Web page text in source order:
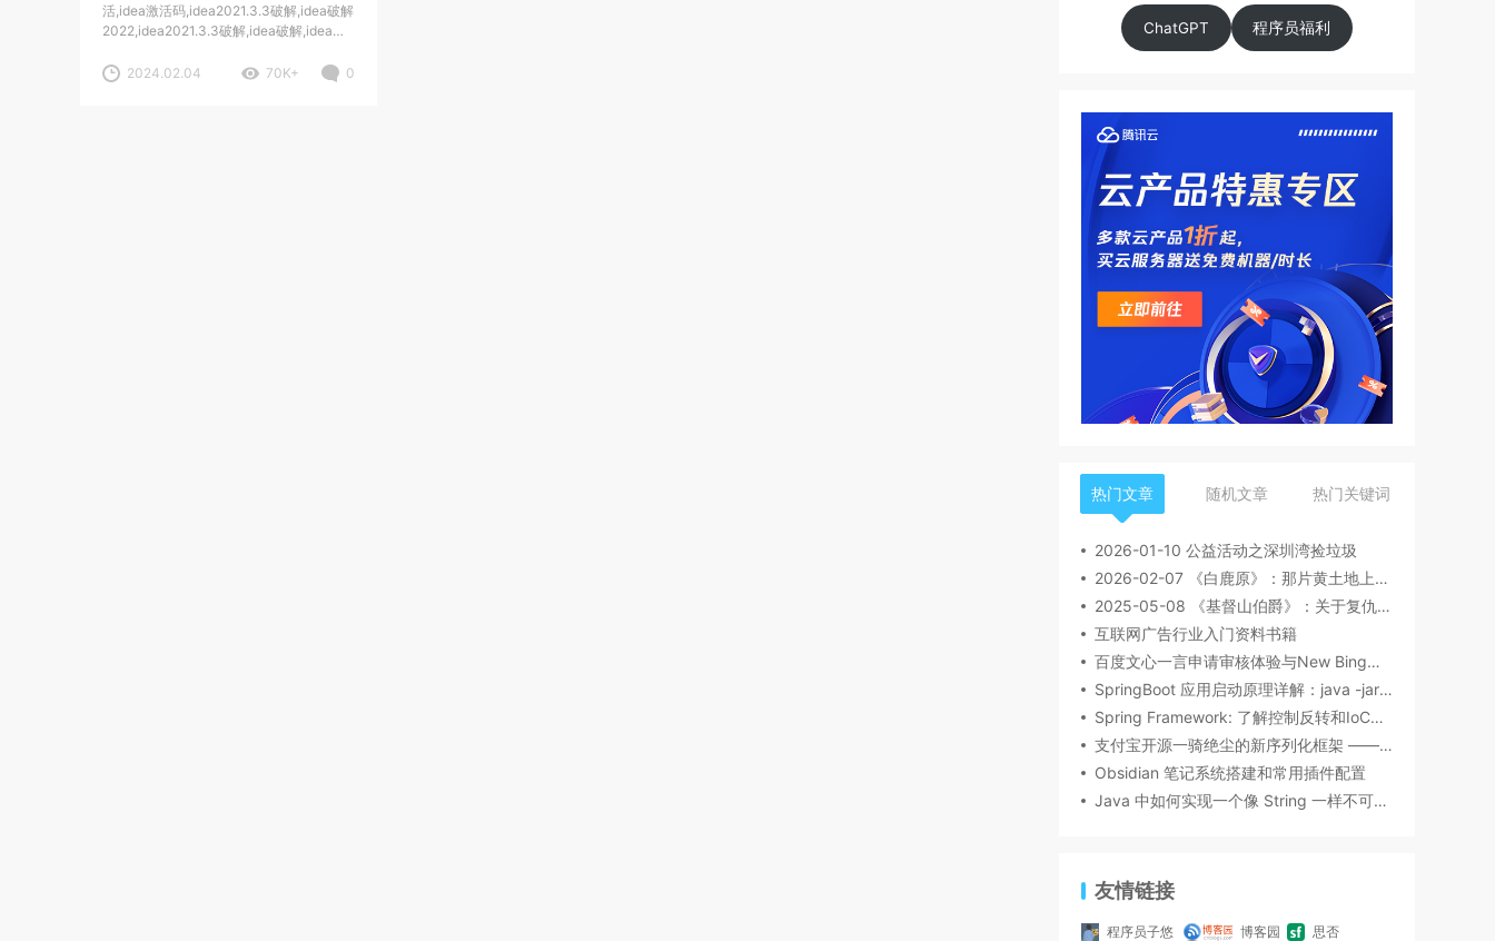
活,idea激活码,idea2021.3.3破解,idea破解
2022,idea2021.3.3破解,idea破解,idea激
最新激活码,idea2022激活码,idea最新版
2024.02.04 70K+ 0
ChatGPT 程序员福利
热门文章 随机文章 热门关键词
2026-01-10 公益活动之深圳湾捡垃圾
2026-02-07 《白鹿原》：那片黄土地上的众生相
2025-05-08 《基督山伯爵》：关于复仇与人性间的思索
互联网广告行业入门资料书籍
百度文心一言申请审核体验与New Bing比较及AI领域的发展探讨
SpringBoot 应用启动原理详解：java -jar命令运行背后的工作机制
Spring Framework: 了解控制反转和IoC容器的作用和特点
支付宝开源一骑绝尘的新序列化框架 —— Fury
Obsidian 笔记系统搭建和常用插件配置
Java 中如何实现一个像 String 一样不可变类？
友情链接
程序员子悠 博客园 思否